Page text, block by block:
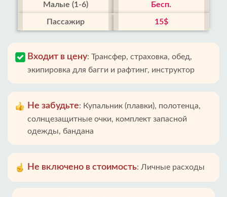
Малые (1-6) Бесп.
Пассажир 15$
Входит в цену: Трансфер, страховка, обед,
экипировка для багги и рафтинг, инструктор
Не забудьте: Купальник (плавки), полотенца,
солнцезащитные очки, комплект запасной
одежды, бандана
Не включено в стоимость: Личные расходы